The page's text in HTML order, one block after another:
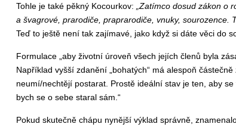
Tohle je také pěkný Kocourkov:
„Zatímco dosud zákon o
a švagrové, prarodiče, praprarodiče, vnuky, sourozence.
Teď to ještě není tak zajímavé, jako když si dáte věci do
Formulace „aby životní úroveň všech jejích členů byla
Například vyšší zdanění „bohatých“ má alespoň
neumí/nechtějí postarat. Prostě ideální stav je ten, aby
bych se o sebe staral sám.“
Pokud skutečně chápu nynější výklad správně,